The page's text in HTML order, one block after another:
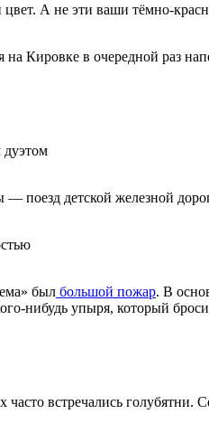
А не эти ваши тёмно-
на Кировке в очередной раз
— поезд детской железной
был большой пожар. В
нибудь упыря, который
часто встречались голубятни.